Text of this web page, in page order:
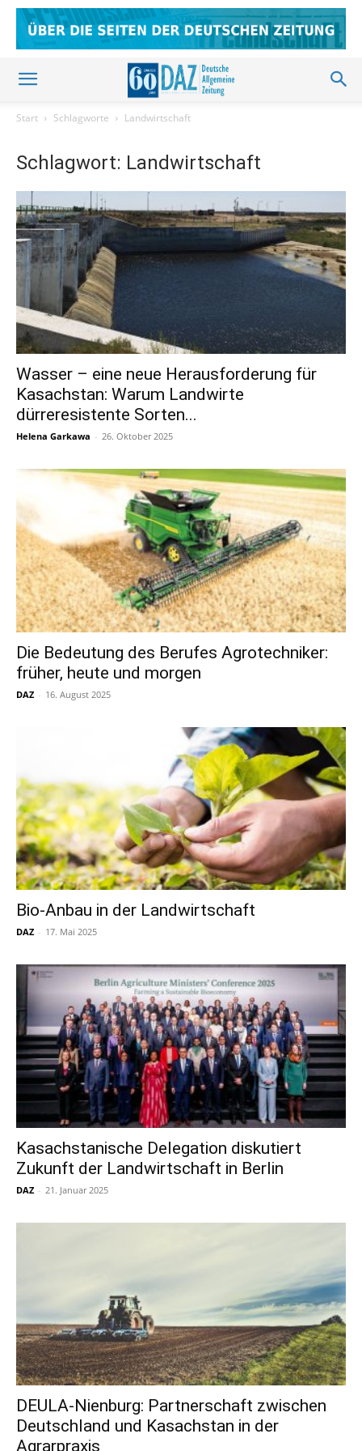
Start Schlagworte Landwirtschaft
Schlagwort: Landwirtschaft
Wasser – eine neue Herausforderung für
Kasachstan: Warum Landwirte
dürreresistente Sorten...
Helena Garkawa - 26. Oktober 2025
Die Bedeutung des Berufes Agrotechniker:
früher, heute und morgen
DAZ - 16. August 2025
Bio-Anbau in der Landwirtschaft
DAZ - 17. Mai 2025
Kasachstanische Delegation diskutiert
Zukunft der Landwirtschaft in Berlin
DAZ - 21. Januar 2025
DEULA-Nienburg: Partnerschaft zwischen
Deutschland und Kasachstan in der
Agrarpraxis